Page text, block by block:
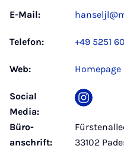
E-Mail:
Telefon: +49 5251
Web: Homepage
Social
Media:
Büro­
anschrift:
33102